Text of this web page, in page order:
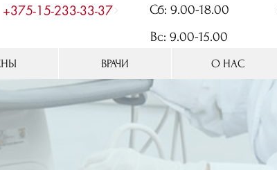
+375-15-233-33-37
Сб: 9.00-18.00
Вс: 9.00-15.00
ВРАЧИ О НАС